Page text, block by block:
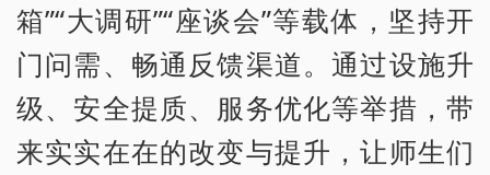
箱”“大调研”“座谈会”等载体，坚持开
门问需、畅通反馈渠道。通过设施升
级、安全提质、服务优化等举措，带
来实实在在的改变与提升，让师生们